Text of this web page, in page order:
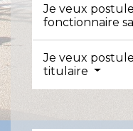
Je veux
fonctionnaire
Je veux
titulaire